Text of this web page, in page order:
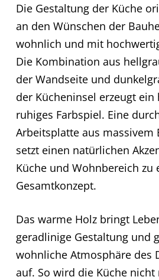
Die Gestaltung der Küche
an den Wünschen der
wohnlich und mit
Die Kombination aus
der Wandseite und
der Kücheninsel erzeugt
ruhiges Farbspiel. Eine
Arbeitsplatte aus massivem
setzt einen natürlichen
Küche und Wohnbereich
Gesamtkonzept.
Das warme Holz bringt
geradlinige Gestaltung und
wohnliche Atmosphäre des
auf. So wird die Küche nicht